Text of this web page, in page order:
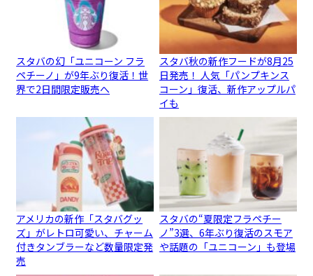
スタバの幻「ユニコーン フラ
ペチーノ」が9年ぶり復活！世
界で2日間限定販売へ
スタバ秋の新作フードが8月25
日発売！ 人気「パンプキンス
コーン」復活、新作アップルパ
イも
アメリカの新作「スタバグッ
ズ」がレトロ可愛い、チャーム
付きタンブラーなど数量限定発
売
スタバの“夏限定フラペチー
ノ”3選、6年ぶり復活のスモア
や話題の「ユニコーン」も登場